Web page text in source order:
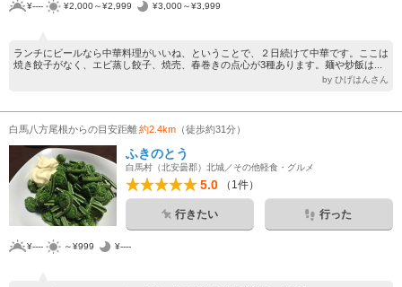
¥---- ¥2,000～¥2,999 ¥3,000～¥3,999
ランチにビールなら中華料理がいいね、ということで、２日続けて中華です。ここは
焼き餃子がなく、エビ蒸し餃子、焼売、春巻きの点心が3種あります。麺や炒飯は...
by ひげはんさん
白馬八方尾根からの目安距離約2.4km （徒歩約31分）
ふきのとう
白馬村（北安曇郡）北城／その他軽食・グルメ
5.0 （1件）
行きたい 行った
¥---- ～¥999 ¥----